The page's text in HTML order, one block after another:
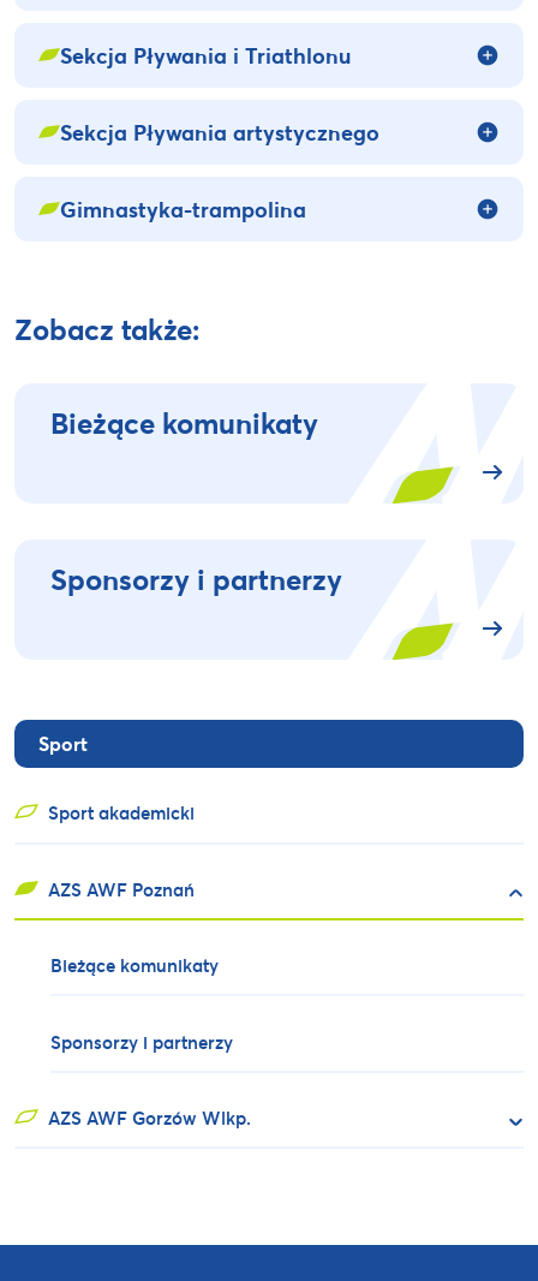
Sport
Sport akademicki
AZS AWF Poznań
Bieżące komunikaty
Sponsorzy i partnerzy
AZS AWF Gorzów Wlkp.
Sekcja Pływania i Triathlonu
Sekcja Pływania artystycznego
Gimnastyka-trampolina
Zobacz także:
Bieżące komunikaty
Sponsorzy i partnerzy